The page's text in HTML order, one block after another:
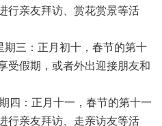
行亲友拜访、赏花赏景等活
三：正月初十，春节的第十
受假期，或者外出迎接朋友和
四：正月十一，春节的第十一
行亲友拜访、走亲访友等活